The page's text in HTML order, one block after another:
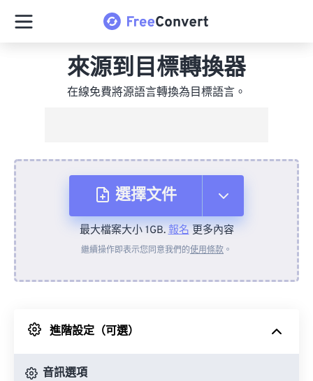
來源到目標轉換器
在線免費將源語言轉換為目標語言。
選擇文件
來自裝置
來自 Google 雲端硬碟
最大檔案大小 1GB.報名更多內容
繼續操作即表示您同意我們的使用條款 。
進階設定（可選）
音訊選項